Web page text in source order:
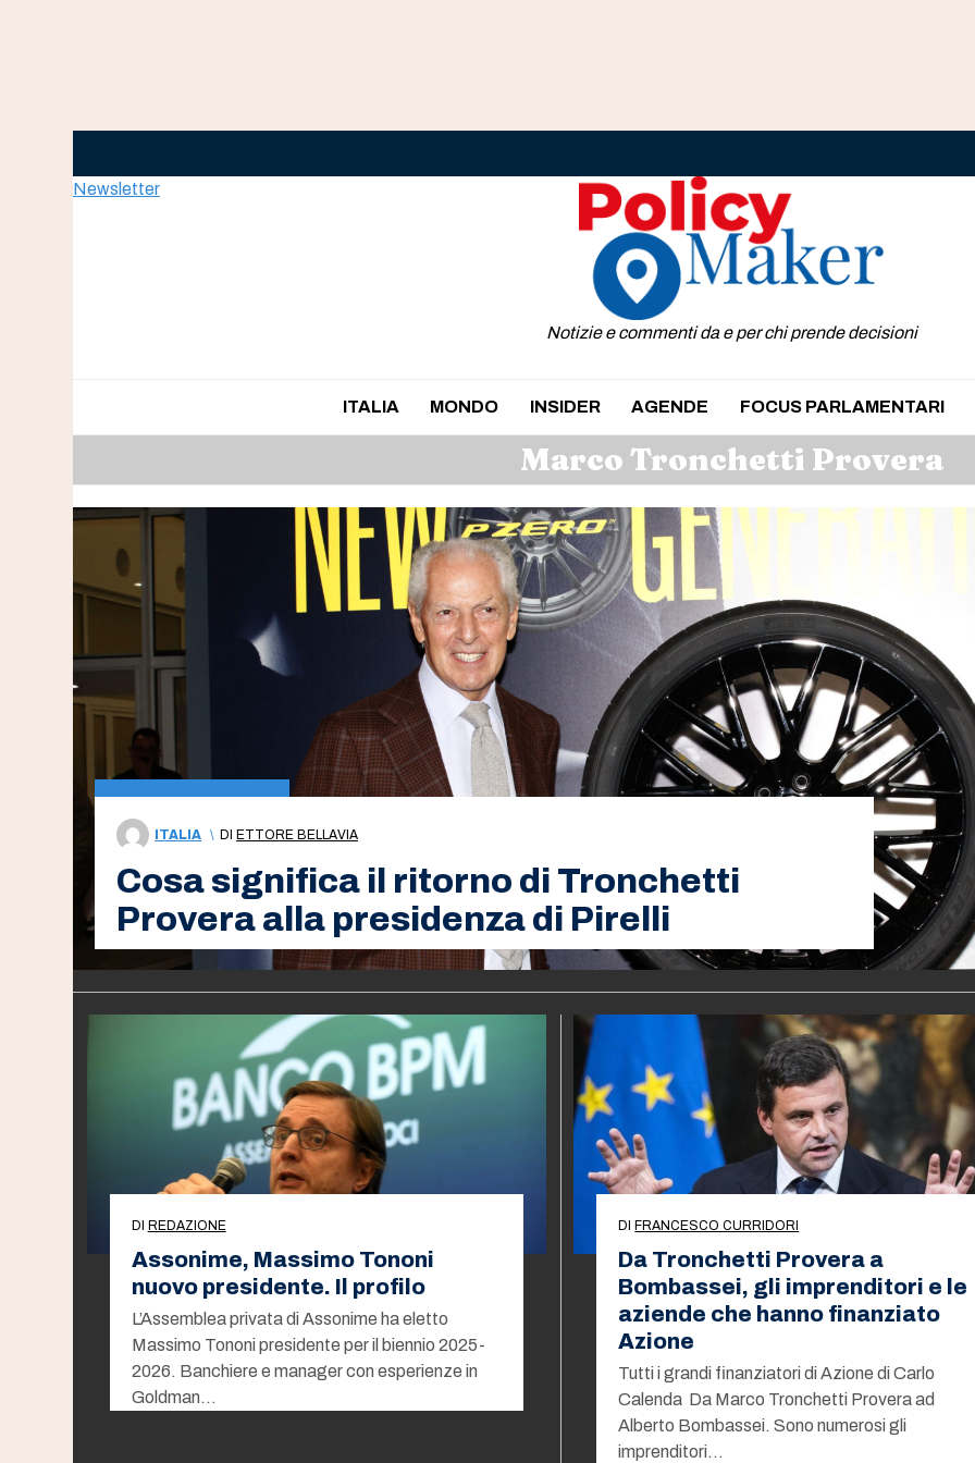
Newsletter
Notizie e commenti da e per chi prende decisioni
ITALIA MONDO INSIDER AGENDE FOCUS PARLAMENTARI
Marco Tronchetti Provera
ITALIA \ DI ETTORE BELLAVIA
Cosa significa il ritorno di Tronchetti
Provera alla presidenza di Pirelli
DI REDAZIONE
Assonime, Massimo Tononi
nuovo presidente. Il profilo
L’Assemblea privata di Assonime ha eletto
Massimo Tononi presidente per il biennio 2025-
2026. Banchiere e manager con esperienze in
Goldman…
DIFRANCESCO CURRIDORI
Da Tronchetti Provera a
Bombassei, gli imprenditori e le
aziende che hanno finanziato
Azione
Tutti i grandi finanziatori di Azione di Carlo
Calenda Da Marco Tronchetti Provera ad
Alberto Bombassei. Sono numerosi gli
imprenditori…